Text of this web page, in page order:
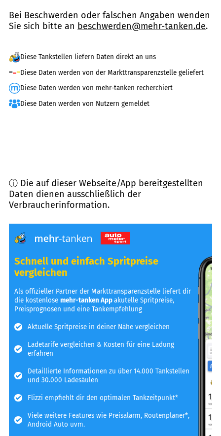
Bei Beschwerden oder falschen Angaben wenden
Sie sich bitte an beschwerden@mehr-tanken.de.
Diese Tankstellen liefern Daten direkt an uns
Diese Daten werden von der Markttransparenzstelle geliefert
Diese Daten werden von mehr-tanken recherchiert
Diese Daten werden von Nutzern gemeldet
ⓘ Die auf dieser Webseite/App bereitgestellten
Daten dienen ausschließlich der
Verbraucherinformation.
Schnell und einfach Spritpreise
vergleichen
Als offizieller Partner der Markttransparenzstelle liefert dir
die kostenlosemehr-tanken Appakutelle Spritpreise,
Preisprognosen und eine Tankempfehlung
Aktuelle Spritpreise in deiner Nähe vergleichen
Ladetarife vergleichen & Kosten für eine Ladung
erfahren
Detaillierte Informationen zu über 14.000 Tankstellen
und 30.000 Ladesäulen
Flizzi empfiehlt dir den optimalen Tankzeitpunkt*
Viele weitere Features wie Preisalarm, Routenplaner*,
Android Auto uvm.